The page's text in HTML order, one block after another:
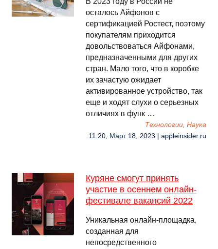
осталось Айфонов с
сертификацией Ростест, поэтому
покупателям приходится
довольствоваться Айфонами,
предназначенными для других
стран. Мало того, что в коробке
их зачастую ожидает
активированное устройство, так
еще и ходят слухи о серьезных
отличиях в функ …
Технологии, Наука
11:20, Март 18, 2023 | appleinsider.ru
Куряне смогут принять
участие в осеннем онлайн-
фестивале вакансий 2022
Уникальная онлайн-площадка,
созданная для
непосредственного